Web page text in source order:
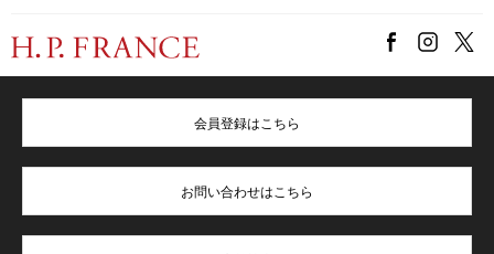
会員登録はこちら
お問い合わせはこちら